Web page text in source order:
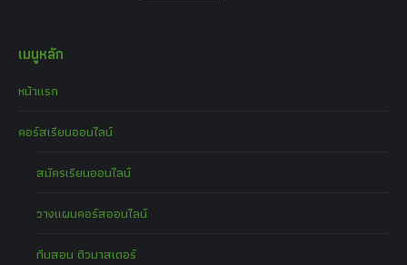
เมนูหลัก
หน้าแรก
คอร์สเรียนออนไลน์
สมัครเรียนออนไลน์
วางแผนคอร์สออนไลน์
ทีมสอน ติวมาสเตอร์